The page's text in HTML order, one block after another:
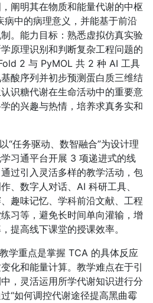
阐明其在物质和能量代谢的中枢
中的病理意义，并能基于前沿
。能力目标：熟悉虚拟仿真实验
原理识别和判断复杂工程问题的
2 与 PyMOL 共 2 种 AI 工具
酸序列并初步预测蛋白质三维结
识糖代谢在生命活动中的重要意
的兴趣与热情，培养求真务实和
“任务驱动、数智融合”为设计理
习通平台开展 3 项递进式的线
过引入灵活多样的教学活动，包
、数字人对话、AI 科研工具、
趣味记忆、学科前沿文献、工程
习等，避免长时间单向灌输，增
提高线下课堂的授课效率。
学重点是掌握 TCA 的具体反应
化和能量计算。教学难点在于引
，灵活运用所学代谢知识进行分
“如何调控代谢途径提高黑曲霉